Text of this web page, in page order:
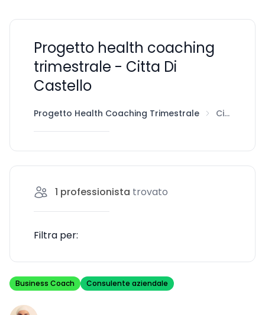
Progetto health coaching
trimestrale - Citta Di
Castello
Progetto Health Coaching Trimestrale Citta Di Castello
1 professionista trovato
Filtra per:
Business Coach Consulente aziendale